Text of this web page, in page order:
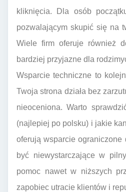
kliknięcia. Dla osób
pozwalającym skupić się na
Wiele firm oferuje również
bardziej przyjazne dla
Wsparcie techniczne to
Twoja strona działa bez
nieoceniona. Warto
(najlepiej po polsku) i jakie
oferują wsparcie ograniczone
być niewystarczające w
pomoc nawet w niższych
zapobiec utracie klientów i